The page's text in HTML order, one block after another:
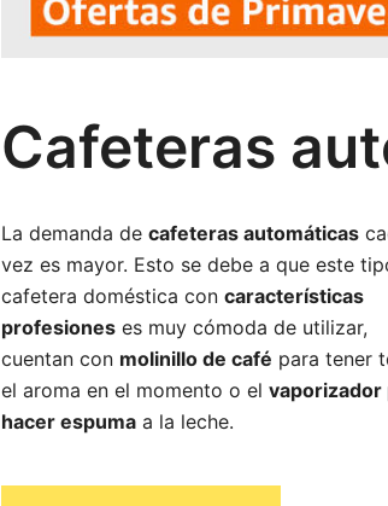
Cafeteras
La demanda de cafeteras automáticas
vez es mayor. Esto se debe a que este
cafetera doméstica con características
profesiones es muy cómoda de utilizar,
cuentan con molinillo de café para tener
el aroma en el momento o el vaporizador
hacer espuma a la leche.